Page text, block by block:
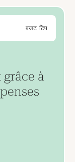
बजट टिप
à